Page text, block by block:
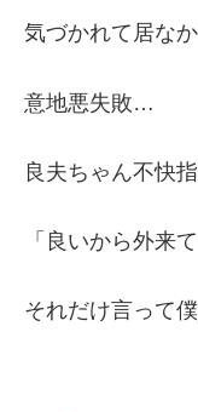
気づかれて居なか
意地悪失敗…
良夫ちゃん不快指
「良いから外来て
それだけ言って